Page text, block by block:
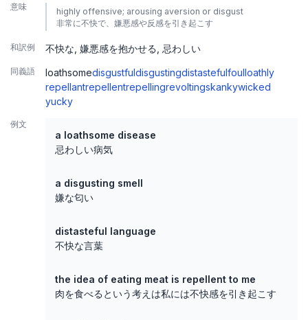
意味
highly offensive; arousing aversion or disgust
非常に不快で、嫌悪感や反感を引き起こす
和訳例 不快な 嫌悪感を抱かせる 忌わしい
同義語 loathsomedisgustfuldisgustingdistastefulfoulloathly
repellantrepellentrepellingrevoltingskankywicked
yucky
例文
a loathsome disease
忌わしい病気
a disgusting smell
嫌な匂い
distasteful language
不快な言葉
the idea of eating meat is repellent to me
肉を食べるという考えは私には不快感を引き起こす